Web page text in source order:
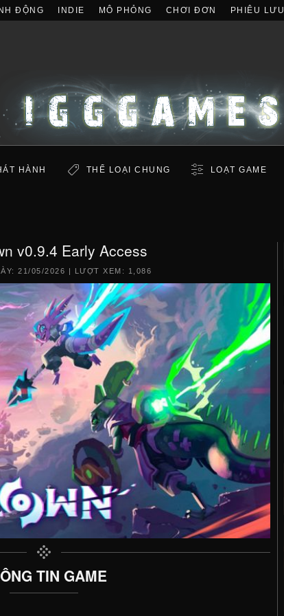
ĐỘNG INDIE MÔ PHỎNG CHƠI ĐƠN PHIÊU LƯU
HÀNH THỂ LOẠI CHUNG LOẠT GAME
v0.9.4 Early Access
21/05/2026 | LƯỢT XEM: 1,086
TIN GAME